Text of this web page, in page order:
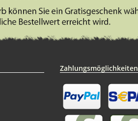
Zahlungsmöglichkeiten